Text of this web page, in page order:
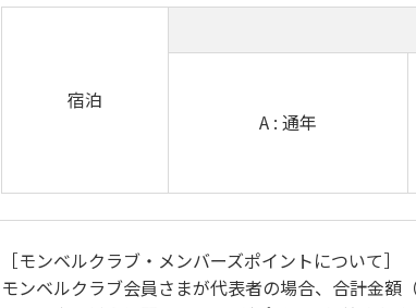
宿泊
A : 通年
［モンベルクラブ・メンバーズポイントについて］
モンベルクラブ会員さまが代表者の場合、合計金額